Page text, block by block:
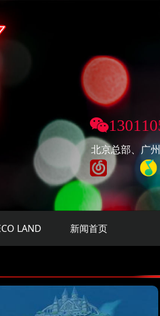
北京总部、广
LAND 新闻首页